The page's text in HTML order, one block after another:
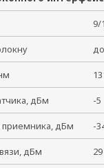
9/
дБм -5
приемника, дБм -
дБм 29